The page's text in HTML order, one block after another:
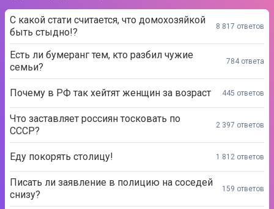
С какой стати считается, что домохозяйкой
быть стыдно!?
8 817 ответов
Есть ли бумеранг тем, кто разбил чужие
семьи?
784 ответа
Почему в РФ так хейтят женщин за возраст 445 ответов
Что заставляет россиян тосковать по
СССР?
2 397 ответов
Еду покорять столицу! 1 812 ответов
Писать ли заявление в полицию на соседей
снизу?
159 ответов